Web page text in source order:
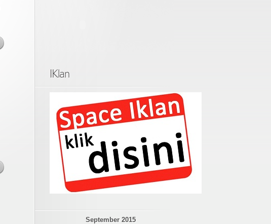
IKlan
September 2015